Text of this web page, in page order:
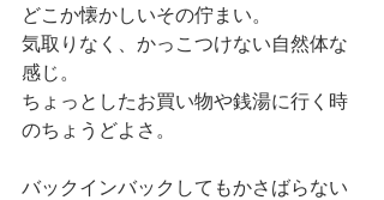
どこか懐かしいその佇まい。
気取りなく、かっこつけない自然体な
感じ。
ちょっとしたお買い物や銭湯に行く時
のちょうどよさ。
バックインバックしてもかさばらない